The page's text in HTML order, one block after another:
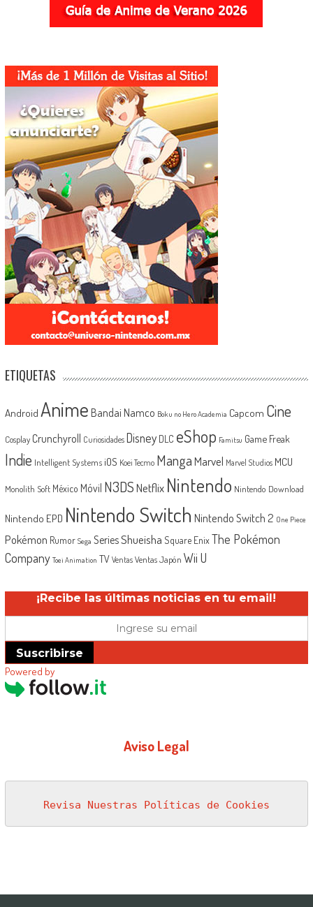
ETIQUETAS
Android Anime Bandai Namco Boku no Hero Academia Capcom Cine
Cosplay Crunchyroll Curiosidades Disney DLC eShop Famitsu Game Freak
Indie Intelligent Systems iOS Koei Tecmo MangaMarvel Marvel Studios MCU
Monolith Soft México Móvil N3DSNetflix Nintendo Nintendo Download
Nintendo EPD Nintendo Switch Nintendo Switch 2 One Piece
Pokémon Rumor Sega SeriesShueisha Square EnixThe Pokémon
Company Toei Animation TV Ventas Ventas Japón Wii U
¡Recibe las últimas noticias en tu email!
Suscribirse
Powered by
Aviso Legal
Revisa Nuestras Políticas de Cookies